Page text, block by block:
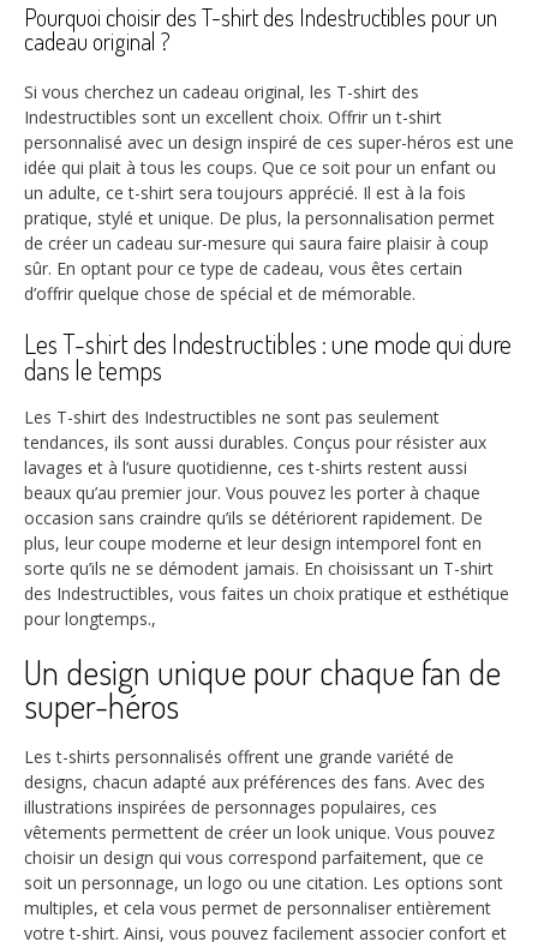
Pourquoi choisir des T-shirt des Indestructibles pour un
cadeau original ?
Si vous cherchez un cadeau original, les T-shirt des
Indestructibles sont un excellent choix. Offrir un t-shirt
personnalisé avec un design inspiré de ces super-héros est une
idée qui plait à tous les coups. Que ce soit pour un enfant ou
un adulte, ce t-shirt sera toujours apprécié. Il est à la fois
pratique, stylé et unique. De plus, la personnalisation permet
de créer un cadeau sur-mesure qui saura faire plaisir à coup
sûr. En optant pour ce type de cadeau, vous êtes certain
d’offrir quelque chose de spécial et de mémorable.
Les T-shirt des Indestructibles : une mode qui dure
dans le temps
Les T-shirt des Indestructibles ne sont pas seulement
tendances, ils sont aussi durables. Conçus pour résister aux
lavages et à l’usure quotidienne, ces t-shirts restent aussi
beaux qu’au premier jour. Vous pouvez les porter à chaque
occasion sans craindre qu’ils se détériorent rapidement. De
plus, leur coupe moderne et leur design intemporel font en
sorte qu’ils ne se démodent jamais. En choisissant un T-shirt
des Indestructibles, vous faites un choix pratique et esthétique
pour longtemps.,
Un design unique pour chaque fan de
super-héros
Les t-shirts personnalisés offrent une grande variété de
designs, chacun adapté aux préférences des fans. Avec des
illustrations inspirées de personnages populaires, ces
vêtements permettent de créer un look unique. Vous pouvez
choisir un design qui vous correspond parfaitement, que ce
soit un personnage, un logo ou une citation. Les options sont
multiples, et cela vous permet de personnaliser entièrement
votre t-shirt. Ainsi, vous pouvez facilement associer confort et